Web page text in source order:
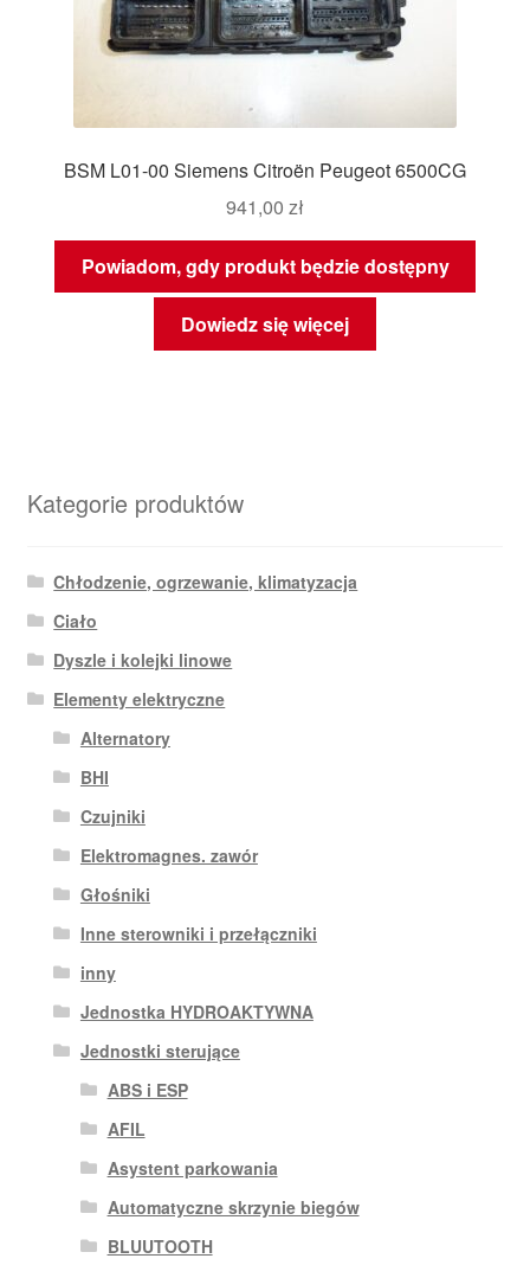
BSM L01-00 Siemens Citroën Peugeot 6500CG
941,00 zł
Powiadom, gdy produkt będzie dostępny
Dowiedz się więcej
Kategorie produktów
Chłodzenie, ogrzewanie, klimatyzacja
Ciało
Dyszle i kolejki linowe
Elementy elektryczne
Alternatory
BHI
Czujniki
Elektromagnes. zawór
Głośniki
Inne sterowniki i przełączniki
inny
Jednostka HYDROAKTYWNA
Jednostki sterujące
ABS i ESP
AFIL
Asystent parkowania
Automatyczne skrzynie biegów
BLUUTOOTH